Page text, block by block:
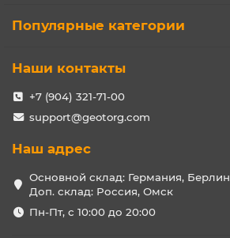
Популярные категории
Наши контакты
+7 (904) 321-71-00
support@geotorg.com
Наш адрес
Основной склад: Германия, Берлин
Доп. склад: Россия, Омск
Пн-Пт, с 10:00 до 20:00